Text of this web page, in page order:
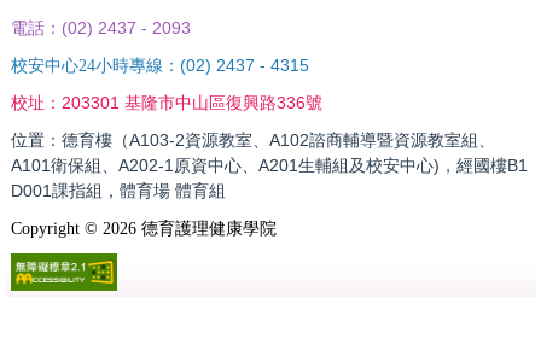
電話： (02) 2437 - 2093
校安中心24小時專線： (02) 2437 - 4315
校址： 203301 基隆市中山區復興路336號
位置：德育樓（A103-2資源教室、A102諮商輔導暨資源教室組、
A101衛保組、A202-1原資中心、A201生輔組及校安中心)，經國樓B1
D001課指組，體育場 體育組
Copyright © 2026德育護理健康學院